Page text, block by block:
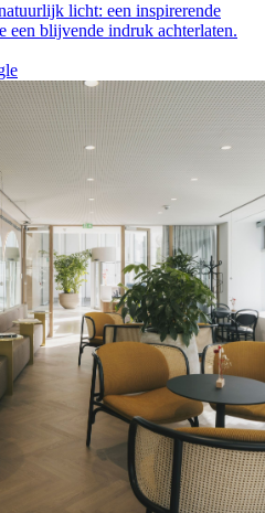
licht: een inspirerende
een blijvende indruk achterlaten.